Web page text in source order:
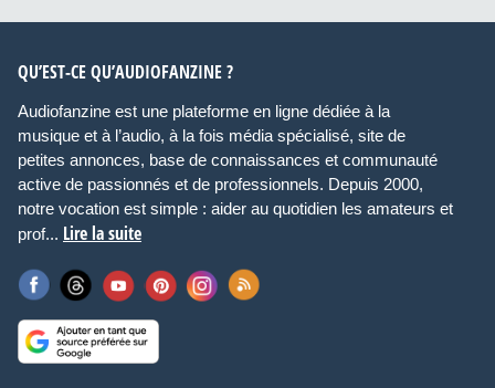
QU’EST-CE QU’AUDIOFANZINE ?
Audiofanzine est une plateforme en ligne dédiée à la
musique et à l’audio, à la fois média spécialisé, site de
petites annonces, base de connaissances et communauté
active de passionnés et de professionnels. Depuis 2000,
notre vocation est simple : aider au quotidien les amateurs et
prof... Lire la suite